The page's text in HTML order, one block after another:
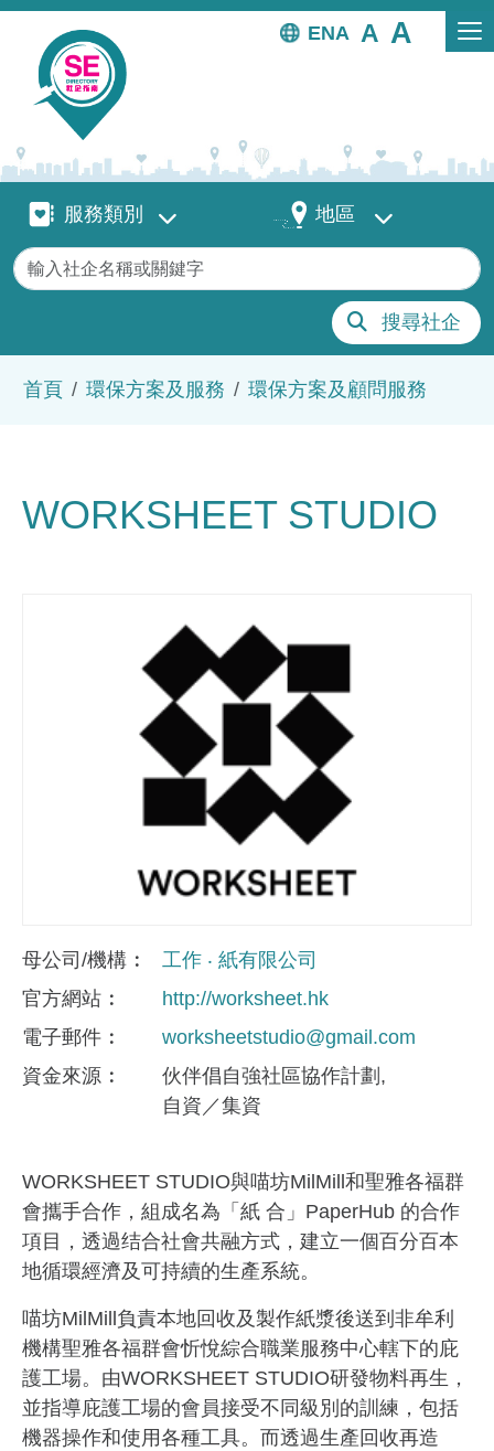
移至主內容
EN
服務類別服務類別 地區 地區
關鍵字
搜尋社企
首頁 環保方案及服務 環保方案及顧問服務
WORKSHEET STUDIO
母公司/機構
工作 ‧ 紙有限公司
官方網站
http://worksheet.hk
電子郵件
worksheetstudio@gmail.com
資金來​源
伙伴倡自強社區協作計劃
自資／集資
WORKSHEET STUDIO與喵坊MilMill和聖雅各福群
會攜手合作，組成名為「紙 合」PaperHub 的合作
項目，透過结合社會共融方式，建立一個百分百本
地循環經濟及可持續的生產系統。
喵坊MilMill負責本地回收及製作紙漿後送到非牟利
機構聖雅各福群會忻悅綜合職業服務中心轄下的庇
護工場。由WORKSHEET STUDIO研發物料再生，
並指導庇護工場的會員接受不同級別的訓練，包括
機器操作和使用各種工具。而透過生產回收再造